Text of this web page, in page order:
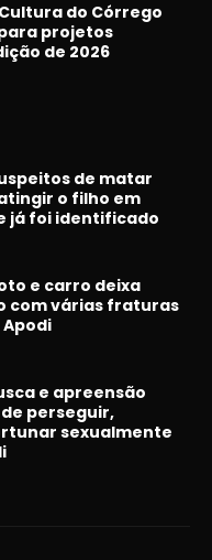
do Córrego
projetos
de 2026
de matar
o filho em
já foi identificado
e carro deixa
com várias fraturas
e apreensão
perseguir,
sexualmente